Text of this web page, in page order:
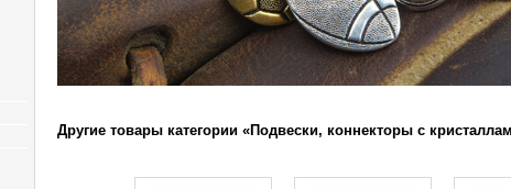
Другие товары категории «Подвески, коннекторы с